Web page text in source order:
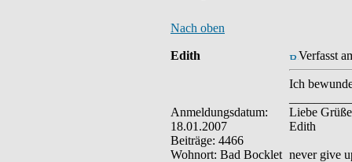
Nach oben
Edith
Anmeldungsdatum:
18.01.2007
Beiträge: 4466
Wohnort: Bad Bocklet
Verfasst
Ich
Liebe Grüße
Edith
never give